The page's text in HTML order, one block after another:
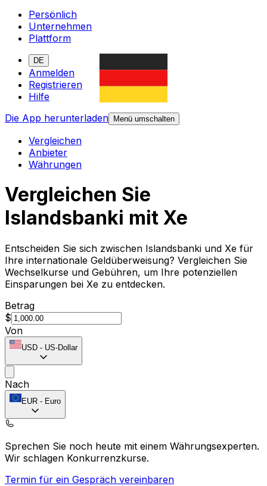
Persönlich
Unternehmen
Plattform
DE
Anmelden
Registrieren
Hilfe
Die App herunterladen
Menü umschalten
Vergleichen
Anbieter
Währungen
Vergleichen Sie
Islandsbanki mit Xe
Entscheiden Sie sich zwischen Islandsbanki und Xe für
Ihre internationale Geldüberweisung? Vergleichen Sie
Wechselkurse und Gebühren, um Ihre potenziellen
Einsparungen bei Xe zu entdecken.
Betrag
$
Von
USD - US-Dollar
Nach
EUR - Euro
Sprechen Sie noch heute mit einem Währungsexperten.
Wir schlagen Konkurrenzkurse.
Termin für ein Gespräch vereinbaren